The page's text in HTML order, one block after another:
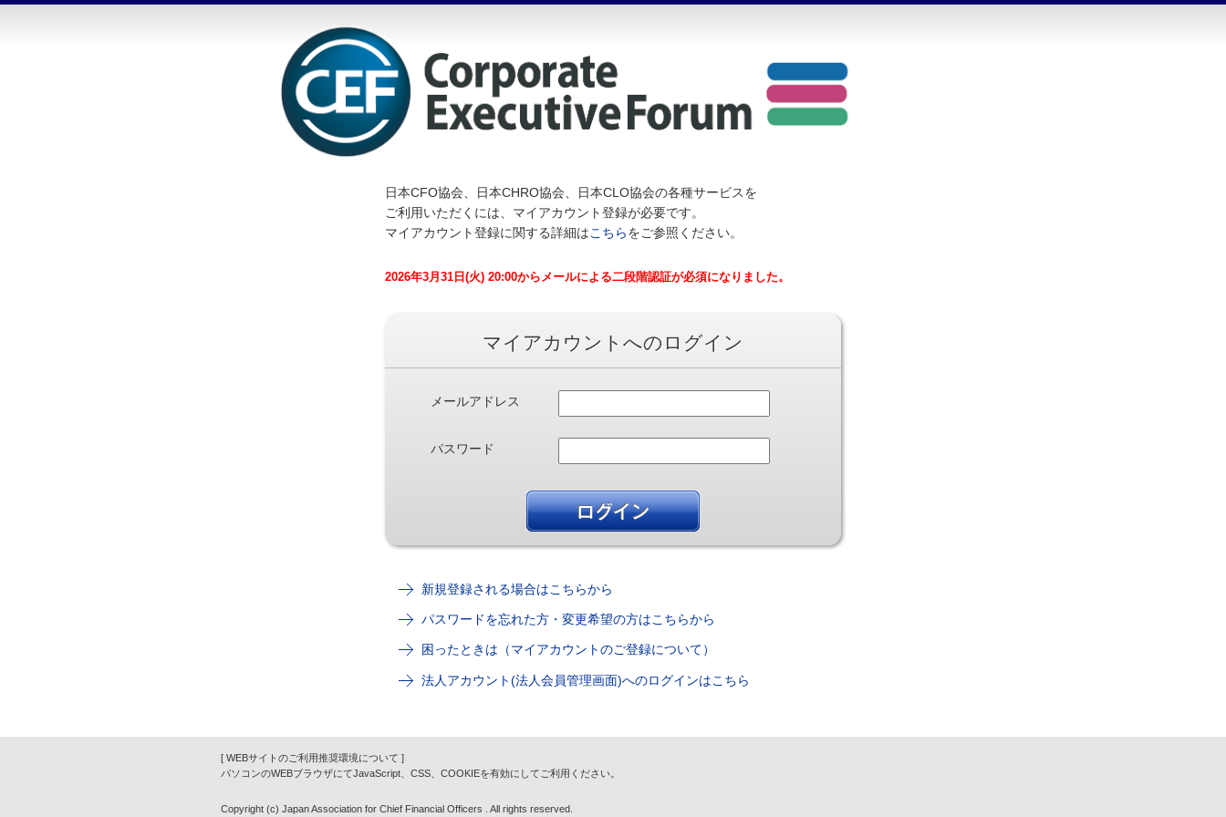
日本CFO協会、日本CHRO協会、日本CLO協会の各種サービスを
ご利用いただくには、マイアカウント登録が必要です。
マイアカウント登録に関する詳細はこちらをご参照ください。
2026年3月31日(火) 20:00からメールによる二段階認証が必須になりました。
マイアカウントへのログイン
メールアドレス
パスワード
新規登録される場合はこちらから
パスワードを忘れた方・変更希望の方はこちらから
困ったときは（マイアカウントのご登録について）
法人アカウント(法人会員管理画面)へのログインはこちら
[ WEBサイトのご利用推奨環境について ]
パソコンのWEBブラウザにてJavaScript、CSS、COOKIEを有効にしてご利用ください。
Copyright (c) Japan Association for Chief Financial Officers . All rights reserved.